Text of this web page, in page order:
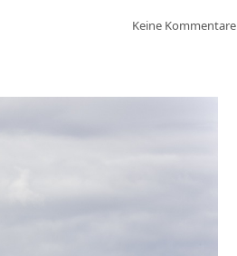
Keine Kommentare